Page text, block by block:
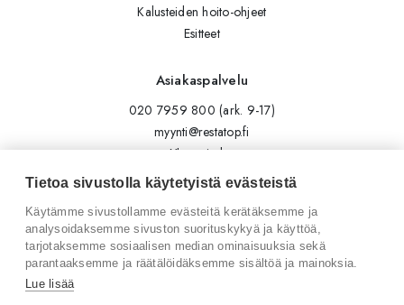
Kalusteiden hoito-ohjeet
Esitteet
Asiakaspalvelu
020 7959 800 (ark. 9-17)
myynti@restatop.fi
Yhteystiedot
Lähetä viesti
Seuraa meitä
Tilaa uutiskirje
Tietoa sivustolla käytetyistä evästeistä
Käytämme sivustollamme evästeitä kerätäksemme ja
analysoidaksemme sivuston suorituskykyä ja käyttöä,
tarjotaksemme sosiaalisen median ominaisuuksia sekä
parantaaksemme ja räätälöidäksemme sisältöä ja mainoksia.
Lue lisää